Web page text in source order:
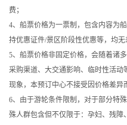
费；
4、船票价格为一票制，包含内容为
持优惠证件/景区阶段性优惠等，均无
5、船票价格非固定价格，会随着诸
采购渠道、大交通影响、临时性活
现象，本预订中心不接受因价格差异
6、由于游轮条件限制，对于部分特
殊人群包含但不仅限于：孕妇、残